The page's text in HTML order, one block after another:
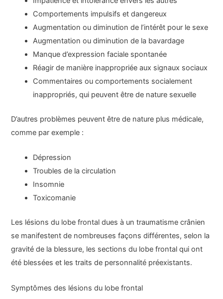
Comportements impulsifs et dangereux
Augmentation ou diminution de l’intérêt pour le sexe
Augmentation ou diminution de la bavardage
Manque d’expression faciale spontanée
Réagir de manière inappropriée aux signaux sociaux
Commentaires ou comportements socialement
inappropriés, qui peuvent être de nature sexuelle
D’autres problèmes peuvent être de nature plus médicale,
comme par exemple :
Dépression
Troubles de la circulation
Insomnie
Toxicomanie
Les lésions du lobe frontal dues à un traumatisme crânien
se manifestent de nombreuses façons différentes, selon la
gravité de la blessure, les sections du lobe frontal qui ont
été blessées et les traits de personnalité préexistants.
Symptômes des lésions du lobe frontal